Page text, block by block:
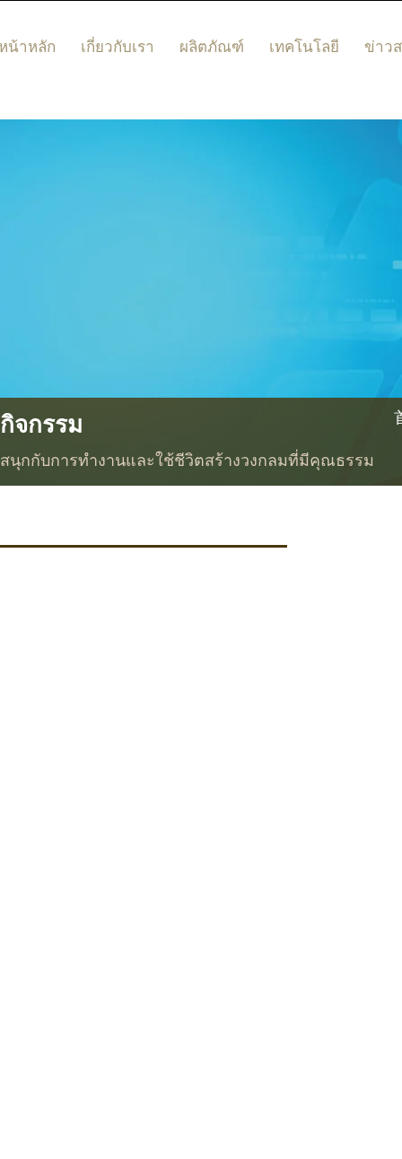
น้าหลัก เกี่ยวกับเรา ผลิตภัณฑ์ เทคโนโลยี ข่าว
กิจกรรม
สนุกกับการทำงานและใช้ชีวิตสร้างวงกลมที่มีคุณธรรม